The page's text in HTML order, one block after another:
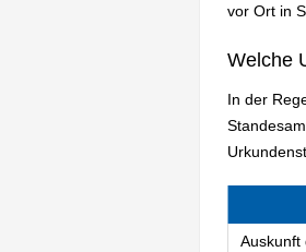
vor Ort in
Welche
In der
Auskunft